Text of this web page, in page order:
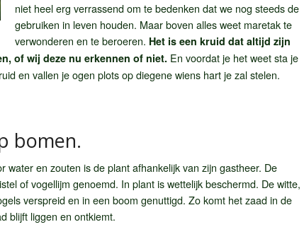
niet heel erg verrassend om te bedenken dat we nog steeds de
gebruiken in leven houden. Maar boven alles weet maretak te
verwonderen en te beroeren. Het is een kruid dat altijd zijn
of wij deze nu erkennen of niet. En voordat je het weet sta je
en vallen je ogen plots op diegene wiens hart je zal stelen.
bomen.
water en zouten is de plant afhankelijk van zijn gastheer. De
of vogellijm genoemd. In plant is wettelijk beschermd. De witte,
verspreid en in een boom genuttigd. Zo komt het zaad in de
blijft liggen en ontkiemt.